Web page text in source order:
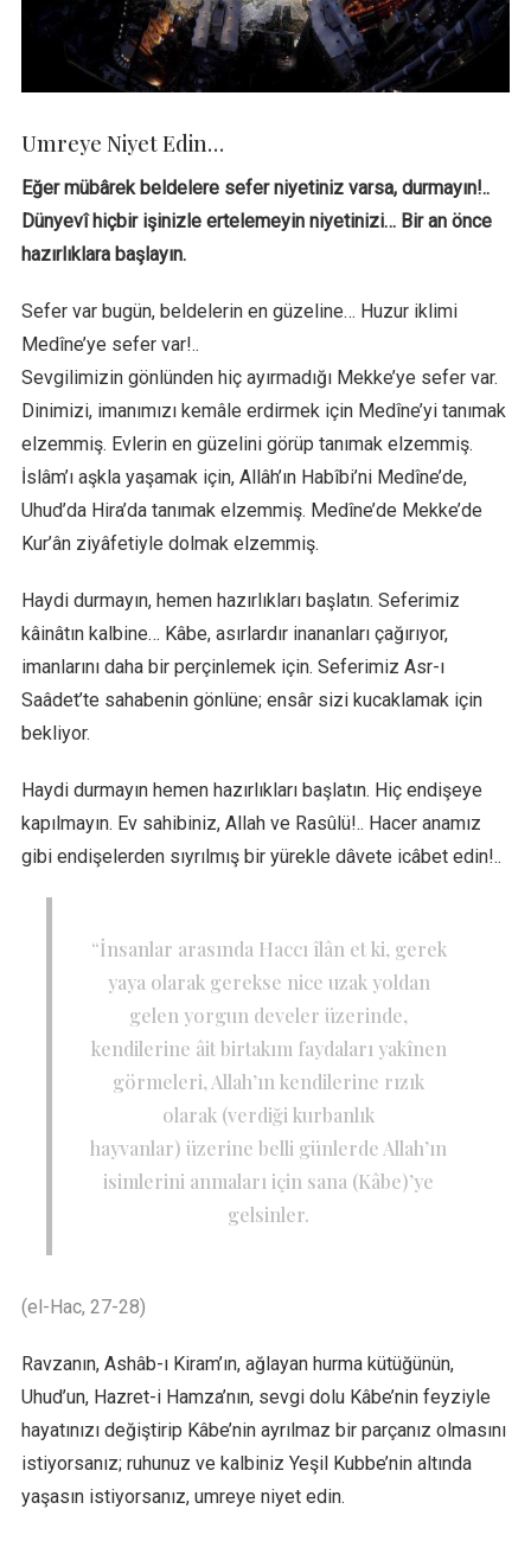
Umreye Niyet Edin…
Eğer mübârek beldelere sefer niyetiniz varsa, durmayın!..
Dünyevî hiçbir işinizle ertelemeyin niyetinizi… Bir an önce
hazırlıklara başlayın.
Sefer var bugün, beldelerin en güzeline… Huzur iklimi
Medîne’ye sefer var!..
Sevgilimizin gönlünden hiç ayırmadığı Mekke’ye sefer var.
Dinimizi, imanımızı kemâle erdirmek için Medîne’yi tanımak
elzemmiş. Evlerin en güzelini görüp tanımak elzemmiş.
İslâm’ı aşkla yaşamak için, Allâh’ın Habîbi’ni Medîne’de,
Uhud’da Hira’da tanımak elzemmiş. Medîne’de Mekke’de
Kur’ân ziyâfetiyle dolmak elzemmiş.
Haydi durmayın, hemen hazırlıkları başlatın. Seferimiz
kâinâtın kalbine… Kâbe, asırlardır inananları çağırıyor,
imanlarını daha bir perçinlemek için. Seferimiz Asr-ı
Saâdet’te sahabenin gönlüne; ensâr sizi kucaklamak için
bekliyor.
Haydi durmayın hemen hazırlıkları başlatın. Hiç endişeye
kapılmayın. Ev sahibiniz, Allah ve Rasûlü!.. Hacer anamız
gibi endişelerden sıyrılmış bir yürekle dâvete icâbet edin!..
“İnsanlar arasında Haccı îlân et ki, gerek
yaya olarak gerekse nice uzak yoldan
gelen yorgun develer üzerinde,
kendilerine âit birtakım faydaları yakînen
görmeleri, Allah’ın kendilerine rızık
olarak (verdiği kurbanlık
hayvanlar) üzerine belli günlerde Allah’ın
isimlerini anmaları için sana (Kâbe)’ye
gelsinler.
(el-Hac, 27-28)
Ravzanın, Ashâb-ı Kiram’ın, ağlayan hurma kütüğünün,
Uhud’un, Hazret-i Hamza’nın, sevgi dolu Kâbe’nin feyziyle
hayatınızı değiştirip Kâbe’nin ayrılmaz bir parçanız olmasını
istiyorsanız; ruhunuz ve kalbiniz Yeşil Kubbe’nin altında
yaşasın istiyorsanız, umreye niyet edin.